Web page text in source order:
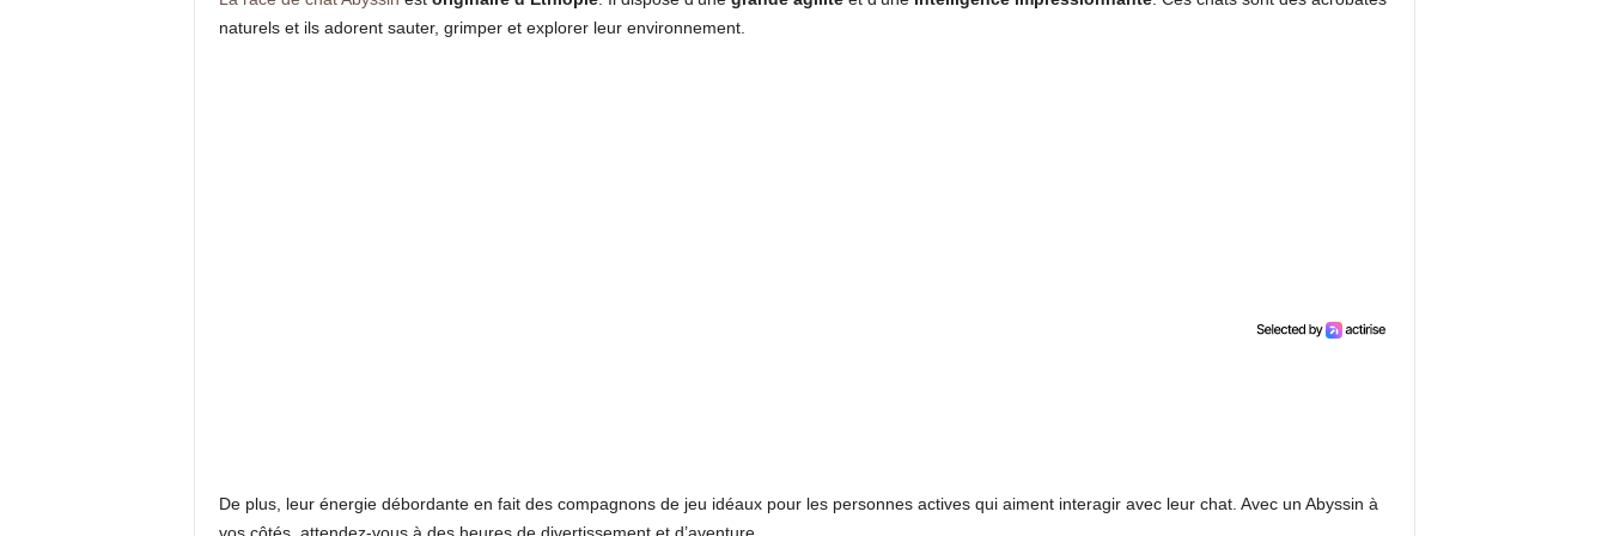
naturels et ils adorent sauter, grimper et explorer leur environnement.
De plus, leur énergie débordante en fait des compagnons de jeu idéaux pour les personnes actives qui aiment interagir avec leur chat. Avec un Abyssin à
vos côtés, attendez-vous à des heures de divertissement et d’aventure.